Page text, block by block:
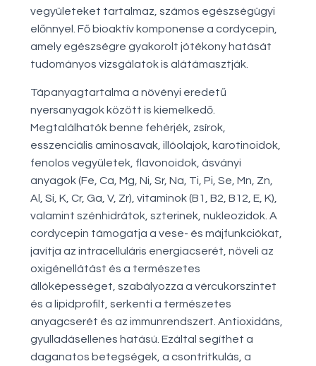
vegyületeket tartalmaz, számos egészségügyi
előnnyel. Fő bioaktív komponense a cordycepin,
amely egészségre gyakorolt jótékony hatását
tudományos vizsgálatok is alátámasztják.
Tápanyagtartalma a növényi eredetű
nyersanyagok között is kiemelkedő.
Megtalálhatók benne fehérjék, zsírok,
esszenciális aminosavak, illóolajok, karotinoidok,
fenolos vegyületek, flavonoidok, ásványi
anyagok (Fe, Ca, Mg, Ni, Sr, Na, Ti, Pi, Se, Mn, Zn,
Al, Si, K, Cr, Ga, V, Zr), vitaminok (B1, B2, B12, E, K),
valamint szénhidrátok, szterinek, nukleozidok. A
cordycepin támogatja a vese- és májfunkciókat,
javítja az intracelluláris energiacserét, növeli az
oxigénellátást és a természetes
állóképességet, szabályozza a vércukorszintet
és a lipidprofilt, serkenti a természetes
anyagcserét és az immunrendszert. Antioxidáns,
gyulladásellenes hatású. Ezáltal segíthet a
daganatos betegségek, a csontritkulás, a